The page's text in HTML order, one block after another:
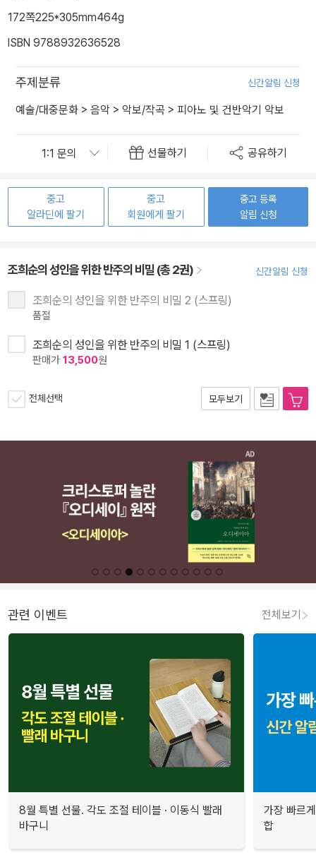
172쪽225*305mm464g
ISBN 9788932636528
주제분류 신간알림 신청
예술/대중문화 > 음악 > 악보/작곡 > 피아노 및 건반악기 악보
선물하기 공유하기
중고
알라딘에 팔기
중고
회원에게 팔기
중고 등록
알림 신청
조희순의 성인을 위한 반주의 비밀 (총 2권) 신간알림 신청
조희순의 성인을 위한 반주의 비밀 2 (스프링)
품절
조희순의 성인을 위한 반주의 비밀 1 (스프링)
판매가 13,500원
전체선택 모두보기
관련 이벤트 전체보기
8월 특별 선물. 각도 조절 테이블 · 이동식 빨래
바구니
가장 빠르
합